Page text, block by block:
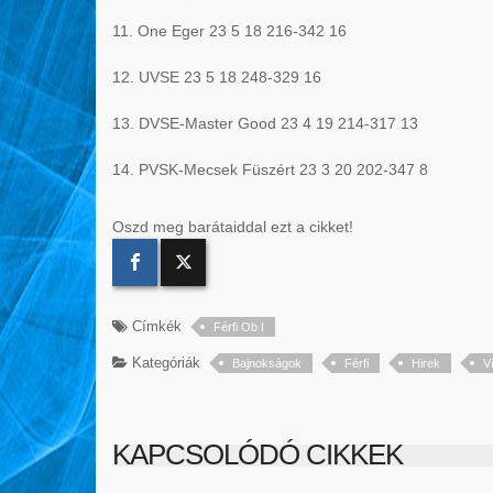
11. One Eger 23 5 18 216-342 16
12. UVSE 23 5 18 248-329 16
13. DVSE-Master Good 23 4 19 214-317 13
14. PVSK-Mecsek Füszért 23 3 20 202-347 8
Oszd meg barátaiddal ezt a cikket!
Címkék Férfi Ob I
Kategóriák Bajnokságok Férfi Hirek
KAPCSOLÓDÓ CIKKEK